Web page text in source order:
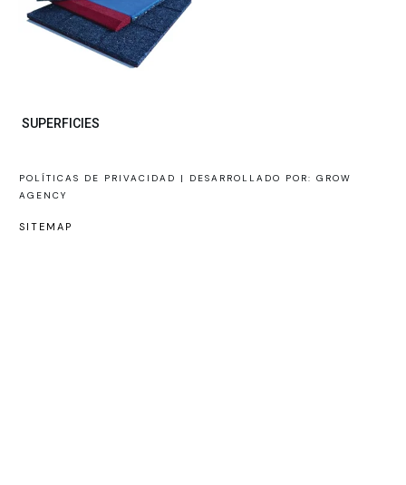
SUPERFICIES
POLÍTICAS DE PRIVACIDAD |
DESARROLLADO POR: GROW
AGENCY
SITEMAP